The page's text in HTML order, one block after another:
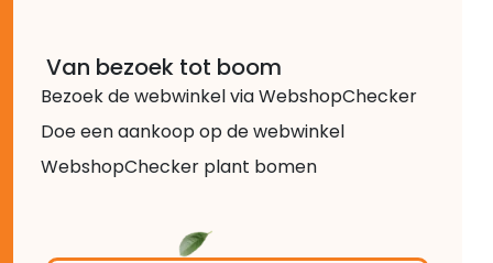
Van bezoek tot boom
Bezoek de webwinkel via WebshopChecker
Doe een aankoop op de webwinkel
WebshopChecker plant bomen